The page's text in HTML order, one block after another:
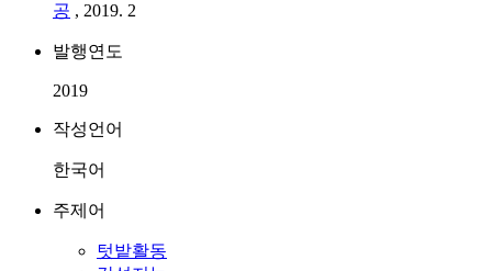
공 , 2019. 2
발행연도
2019
작성언어
한국어
주제어
텃밭활동